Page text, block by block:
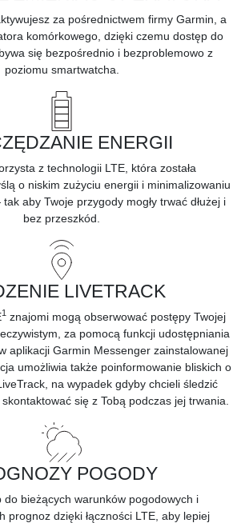
za pośrednictwem firmy Garmin, a
komórkowego, dzięki czemu dostęp do
się bezpośrednio i bezproblemowo z
poziomu smartwatcha.
ENERGII
z technologii LTE, która została
o niskim zużyciu energii i minimalizowaniu
aby Twoje przygody mogły trwać dłużej i
bez przeszkód.
LIVETRACK
1 znajomi mogą obserwować postępy Twojej
za pomocą funkcji udostępniania
aplikacji Garmin Messenger zainstalowanej
umożliwia także poinformowanie bliskich o
na wypadek gdyby chcieli śledzić
się z Tobą podczas jej trwania.
POGODY
do bieżących warunków pogodowych i
prognoz dzięki łączności LTE, aby lepiej